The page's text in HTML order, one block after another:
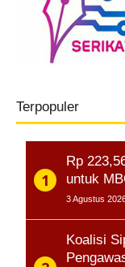
Terpopuler
Rp
untuk
3 Agustus
Koalisi